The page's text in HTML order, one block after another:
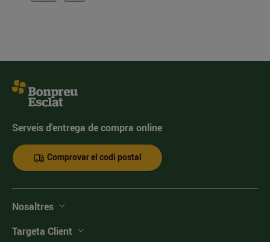
Serveis d'entrega de compra online
Comprovar el codi postal
Nosaltres
Targeta Client